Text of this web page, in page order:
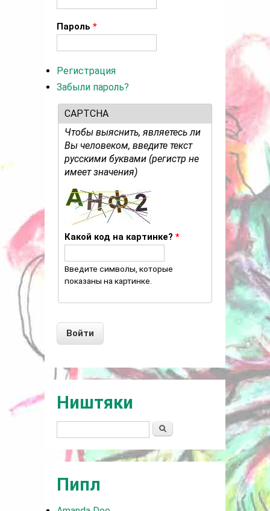
Пароль *
Регистрация
Забыли пароль?
CAPTCHA
Чтобы выяснить, являетесь ли
Вы человеком, введите текст
русскими буквами (регистр не
имеет значения)
Какой код на картинке? *
Введите символы, которые
показаны на картинке.
Ништяки
Поиск
Пипл